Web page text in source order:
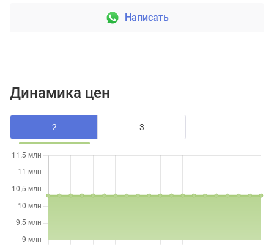
Написать
Динамика цен
2 3